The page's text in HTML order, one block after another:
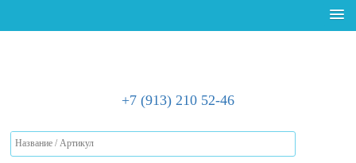
+7 (913) 210 52-46